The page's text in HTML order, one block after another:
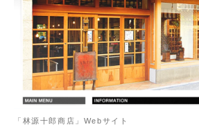
「林源十郎商店」Webサイト